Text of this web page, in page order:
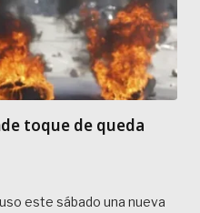
toque de queda
este sábado una nueva